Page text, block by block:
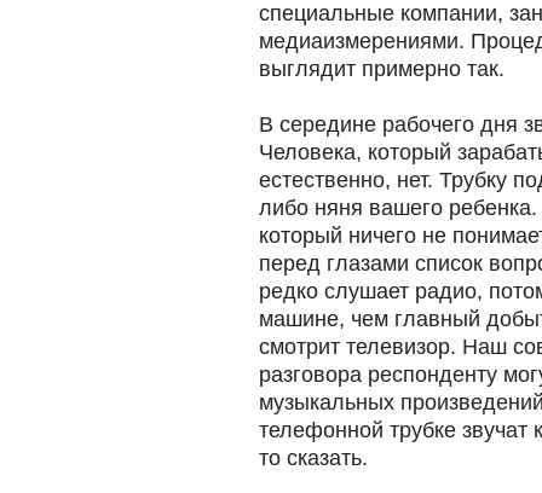
специальные компании,
медиаизмерениями.
выглядит примерно так.
В середине рабочего дня
Человека, который
естественно, нет. Трубку
либо няня вашего
который ничего не
перед глазами список
редко слушает радио,
машине, чем главный
смотрит телевизор. Наш
разговора респонденту
музыкальных
телефонной трубке звучат
то сказать.